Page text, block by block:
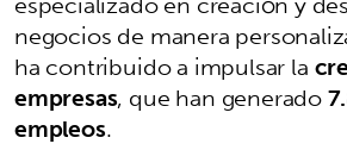
negocios de manera
ha contribuido a impulsar la
empresas, que han generado
empleos.